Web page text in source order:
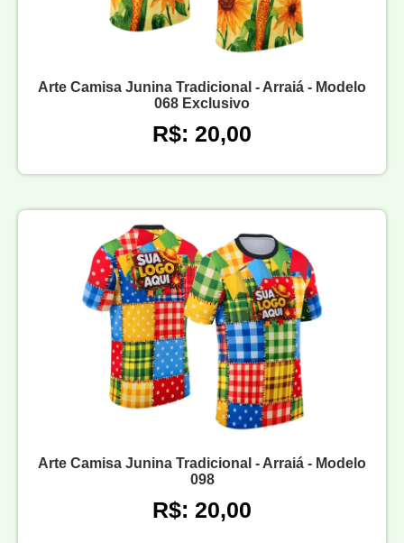
Arte Camisa Junina Tradicional - Arraiá - Modelo
068 Exclusivo
R$: 20,00
Arte Camisa Junina Tradicional - Arraiá - Modelo
098
R$: 20,00